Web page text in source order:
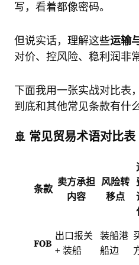
写，看着都像密码。
但说实话，理解这些运输
对价、控风险、稳利润非
下面我用一张实战对比表
到底和其他常见条款有什
🚢 常见贸易术语对比表
条款
卖方承担
内容
风险转
移点
FOB
出口报关
+ 装船
装船港
船边